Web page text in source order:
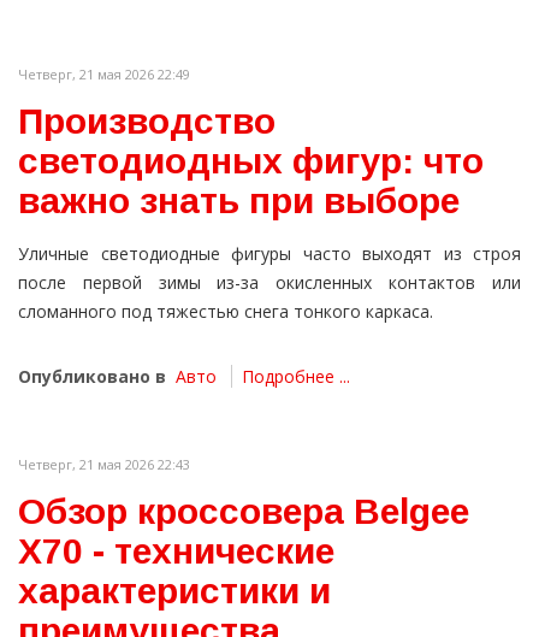
Четверг, 21 мая 2026 22:49
Производство
светодиодных фигур: что
важно знать при выборе
Уличные светодиодные фигуры часто выходят из строя
после первой зимы из-за окисленных контактов или
сломанного под тяжестью снега тонкого каркаса.
Опубликовано в Авто Подробнее ...
Четверг, 21 мая 2026 22:43
Обзор кроссовера Belgee
X70 - технические
характеристики и